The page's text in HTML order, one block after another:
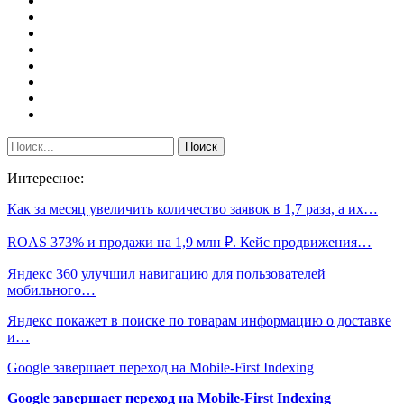
Интересное:
Как за месяц увеличить количество заявок в 1,7 раза, а их…
ROAS 373% и продажи на 1,9 млн ₽. Кейс продвижения…
Яндекс 360 улучшил навигацию для пользователей
мобильного…
Яндекс покажет в поиске по товарам информацию о доставке
и…
Google завершает переход на Mobile-First Indexing
Google завершает переход на Mobile-First Indexing